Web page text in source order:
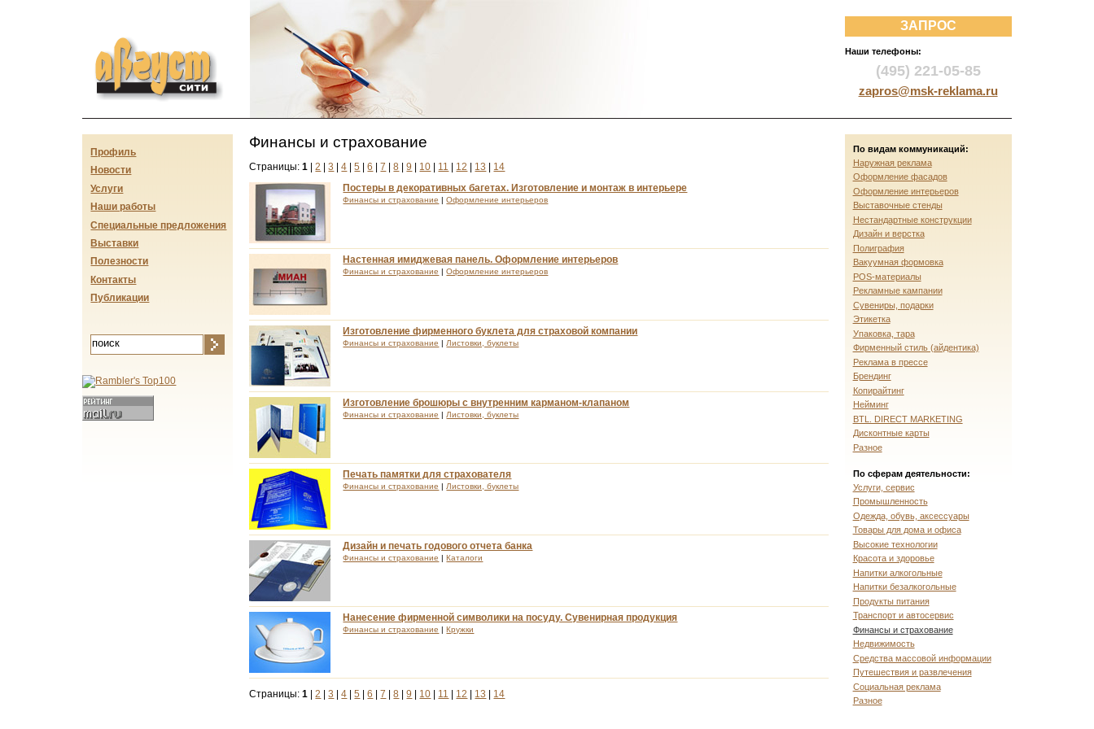
Август-сити
ЗАПРОС
Наши телефоны:
(495) 221-05-85
zapros@msk-reklama.ru
Финансы и страхование
Страницы:1 |2 |3 |4 |5 |6 |7 |8 |9 10 11 12 13
14
Постеры в декоративных багетах. Изготовление и монтаж в интерьере
Финансы и страхование |Оформление интерьеров
Настенная имиджевая панель. Оформление интерьеров
Финансы и страхование |Оформление интерьеров
Изготовление фирменного буклета для страховой компании
Финансы и страхование |Листовки, буклеты
Изготовление брошюры с внутренним карманом-клапаном
Финансы и страхование |Листовки, буклеты
Печать памятки для страхователя
Финансы и страхование |Листовки, буклеты
Дизайн и печать годового отчета банка
Финансы и страхование Каталоги
Нанесение фирменной символики на посуду. Сувенирная продукция
Финансы и страхование Кружки
Страницы:1 |2 |3 |4 |5 |6 |7 |8 |9 10 11 12 13 14
По видам коммуникаций:
Наружная реклама
Оформление фасадов
Оформление интерьеров
Выставочные стенды
Нестандартные конструкции
Дизайн и верстка
Полиграфия
Вакуумная формовка
POS-материалы
Рекламные кампании
Сувениры, подарки
Этикетка
Упаковка, тара
Фирменный стиль (айдентика)
Реклама в прессе
Брендинг
Копирайтинг
Нейминг
BTL. DIRECT MARKETING
Дисконтные карты
Разное
По сферам деятельности:
Услуги, сервис
Промышленность
Одежда, обувь, аксессуары
Товары для дома и офиса
Высокие технологии
Красота и здоровье
Напитки алкогольные
Напитки безалкогольные
Продукты питания
Транспорт и автосервис
Финансы и страхование
Недвижимость
Средства массовой информации
Путешествия и развлечения
Социальная реклама
Разное
Профиль
Новости
Услуги
Наши работы
Специальные предложения
Выставки
Полезности
Контакты
Публикации